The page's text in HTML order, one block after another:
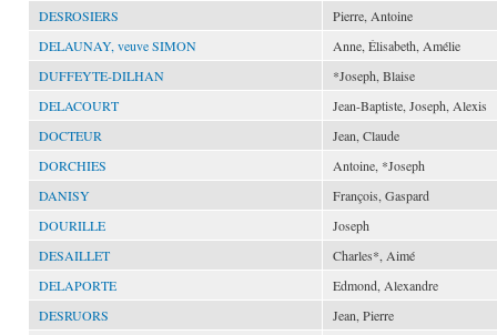
DESROSIERS
Pierre, Antoine
DELAUNAY, veuve SIMON
Anne, Élisabeth, Amélie
DUFFEYTE-DILHAN
*Joseph, Blaise
DELACOURT
Jean-Baptiste, Joseph, Alexis
DOCTEUR
Jean, Claude
DORCHIES
Antoine, *Joseph
DANISY
François, Gaspard
DOURILLE
Joseph
DESAILLET
Charles*, Aimé
DELAPORTE
Edmond, Alexandre
DESRUORS
Jean, Pierre